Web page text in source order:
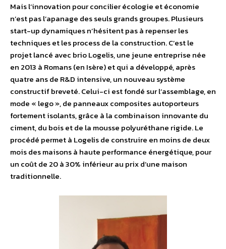
Mais l’innovation pour concilier écologie et économie
n’est pas l’apanage des seuls grands groupes. Plusieurs
start-up dynamiques n’hésitent pas à repenser les
techniques et les process de la construction. C’est le
projet lancé avec brio Logelis, une jeune entreprise née
en 2013 à Romans (en Isère) et qui a développé, après
quatre ans de R&D intensive, un nouveau système
constructif breveté. Celui-ci est fondé sur l’assemblage, en
mode « lego », de panneaux composites autoporteurs
fortement isolants, grâce à la combinaison innovante du
ciment, du bois et de la mousse polyuréthane rigide. Le
procédé permet à Logelis de construire en moins de deux
mois des maisons à haute performance énergétique, pour
un coût de 20 à 30% inférieur au prix d’une maison
traditionnelle.